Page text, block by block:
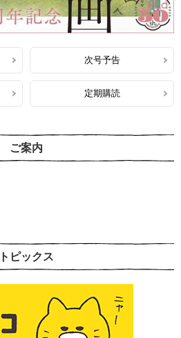
次号予告
定期購読
ご案内
トピックス